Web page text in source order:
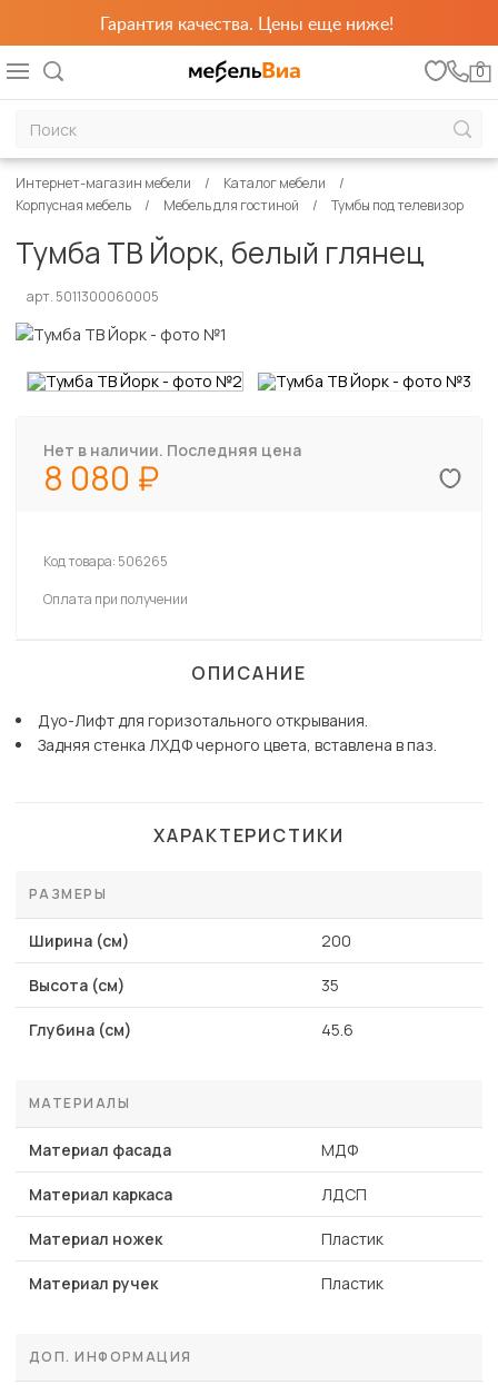
Гарантия качества. Цены еще ниже!
0
Интернет-магазин мебели
Каталог мебели
Корпусная мебель
Мебель для гостиной Тумбы под телевизор
Тумба ТВ Йорк, белый глянец
арт. 5011300060005
Нет в наличии. Последняя цена
8 080
Код товара: 506265
Оплата при получении
ОПИСАНИЕ
Дуо-Лифт для горизотального открывания.
Задняя стенка ЛХДФ черного цвета, вставлена в паз.
ХАРАКТЕРИСТИКИ
РАЗМЕРЫ
Ширина (см) 200
Высота (см) 35
Глубина (см) 45.6
МАТЕРИАЛЫ
Материал фасада МДФ
Материал каркаса ЛДСП
Материал ножек Пластик
Материал ручек Пластик
ДОП. ИНФОРМАЦИЯ